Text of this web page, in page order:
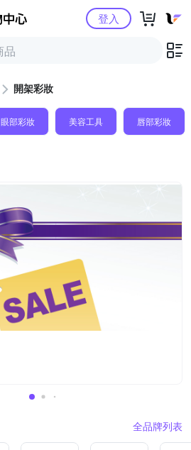
Yahoo購物中心登入
開架彩妝
眼部彩妝 美容工具 唇部彩妝
全品牌列表